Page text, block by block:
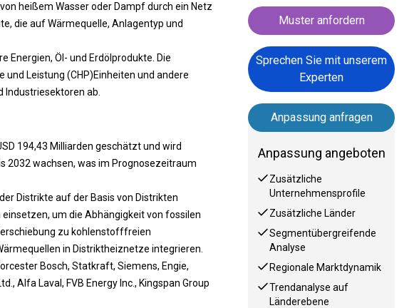
heißem Wasser oder Dampf durch ein Netz
die auf Wärmequelle, Anlagentyp und
Energien, Öl- und Erdölprodukte. Die
und Leistung (CHP)Einheiten und andere
Industriesektoren ab.
194,43 Milliarden geschätzt und wird
2032 wachsen, was im Prognosezeitraum
Distrikte auf der Basis von Distrikten
um die Abhängigkeit von fossilen
zu kohlenstofffreien
in Distriktheiznetze integrieren.
Bosch, Statkraft, Siemens, Engie,
Alfa Laval, FVB Energy Inc., Kingspan Group
Muster anfordern
Sprechen Sie mit unserem
Experten
Anpassung anfragen
Anpassung angeboten
Zusätzliche
Unternehmensprofile
Zusätzliche Länder
Segmentübergreifende
Analyse
Regionale Marktdynamik
Trendanalyse auf
Länderebene